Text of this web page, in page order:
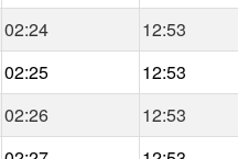
02:24 12:53
02:25 12:53
02:26 12:53